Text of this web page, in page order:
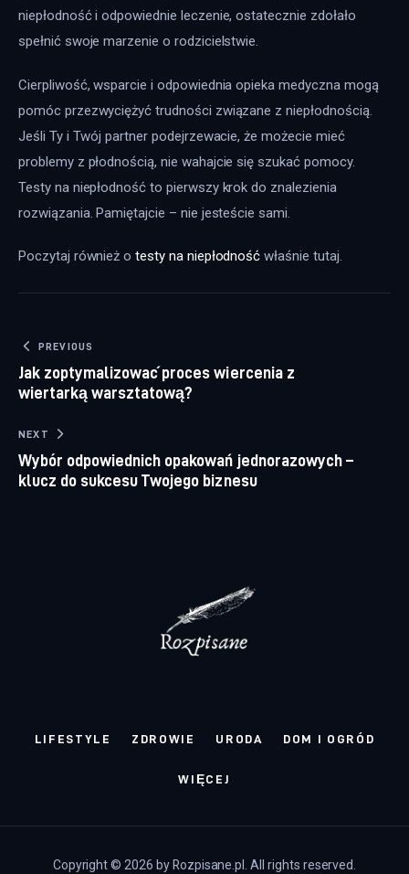
niepłodność i odpowiednie leczenie, ostatecznie zdołało
spełnić swoje marzenie o rodzicielstwie.
Cierpliwość, wsparcie i odpowiednia opieka medyczna mogą
pomóc przezwyciężyć trudności związane z niepłodnością.
Jeśli Ty i Twój partner podejrzewacie, że możecie mieć
problemy z płodnością, nie wahajcie się szukać pomocy.
Testy na niepłodność to pierwszy krok do znalezienia
rozwiązania. Pamiętajcie – nie jesteście sami.
Poczytaj również o testy na niepłodność właśnie tutaj.
Nawigacja wpisu
PREVIOUS
Jak zoptymalizować proces wiercenia z
wiertarką warsztatową?
NEXT
Wybór odpowiednich opakowań jednorazowych –
klucz do sukcesu Twojego biznesu
LIFESTYLE ZDROWIE URODA DOM I OGRÓD
WIĘCEJ
Copyright © 2026 by Rozpisane.pl. All rights reserved.